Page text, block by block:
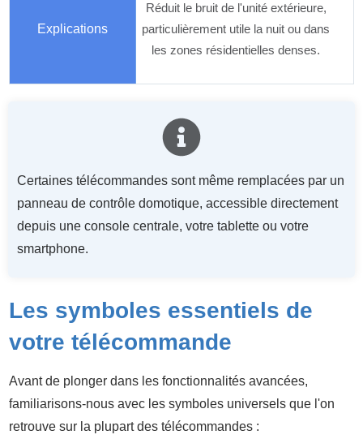
Réduit le bruit de l'unité extérieure,
particulièrement utile la nuit ou dans
les zones résidentielles denses.
Certaines télécommandes sont même remplacées par un
panneau de contrôle domotique, accessible directement
depuis une console centrale, votre tablette ou votre
smartphone.
Les symboles essentiels de
votre télécommande
Avant de plonger dans les fonctionnalités avancées,
familiarisons-nous avec les symboles universels que l'on
retrouve sur la plupart des télécommandes :